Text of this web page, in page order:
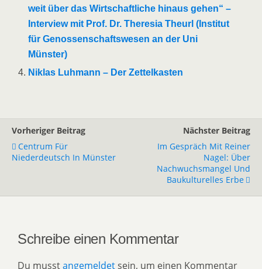
weit über das Wirtschaftliche hinaus gehen“ –
Interview mit Prof. Dr. Theresia Theurl (Institut
für Genossenschaftswesen an der Uni
Münster)
Niklas Luhmann – Der Zettelkasten
Vorheriger Beitrag
Centrum Für
Niederdeutsch In Münster
Nächster Beitrag
Im Gespräch Mit Reiner
Nagel: Über
Nachwuchsmangel Und
Baukulturelles Erbe
Schreibe einen Kommentar
Du musstangemeldet sein, um einen Kommentar